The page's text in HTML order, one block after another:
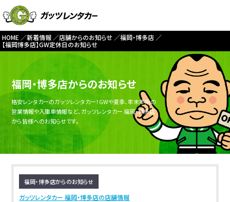
HOME 新着情報 店舗からのお知らせ
福岡・博多店
【福岡博多店】GW定休日のお知らせ
福岡・博多店からのお知らせ
格安レンタカーのガッツレンタカー！GWや夏季、年末年始の
営業情報や入庫車情報など、ガッツレンタカー 福岡・博多店
から皆様へのお知らせです。
福岡・博多店からのお知らせ
ガッツレンタカー 福岡・博多店の店舗情報